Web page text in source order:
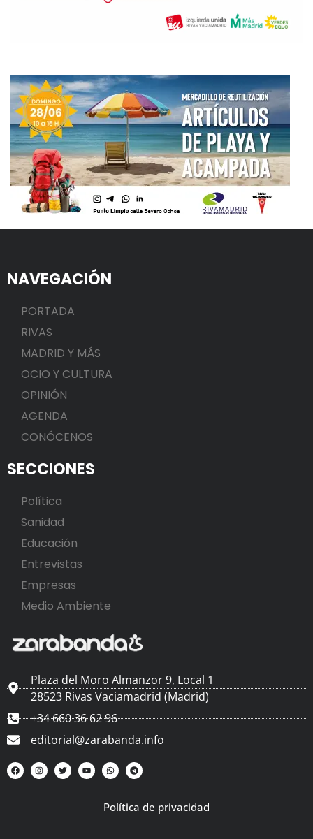
NAVEGACIÓN
PORTADA
RIVAS
MADRID Y MÁS
OCIO Y CULTURA
OPINIÓN
AGENDA
CONÓCENOS
SECCIONES
Política
Sanidad
Educación
Entrevistas
Empresas
Medio Ambiente
Plaza del Moro Almanzor 9, Local 1
28523 Rivas Vaciamadrid (Madrid)
+34 660 36 62 96
editorial@zarabanda.info
Política de privacidad